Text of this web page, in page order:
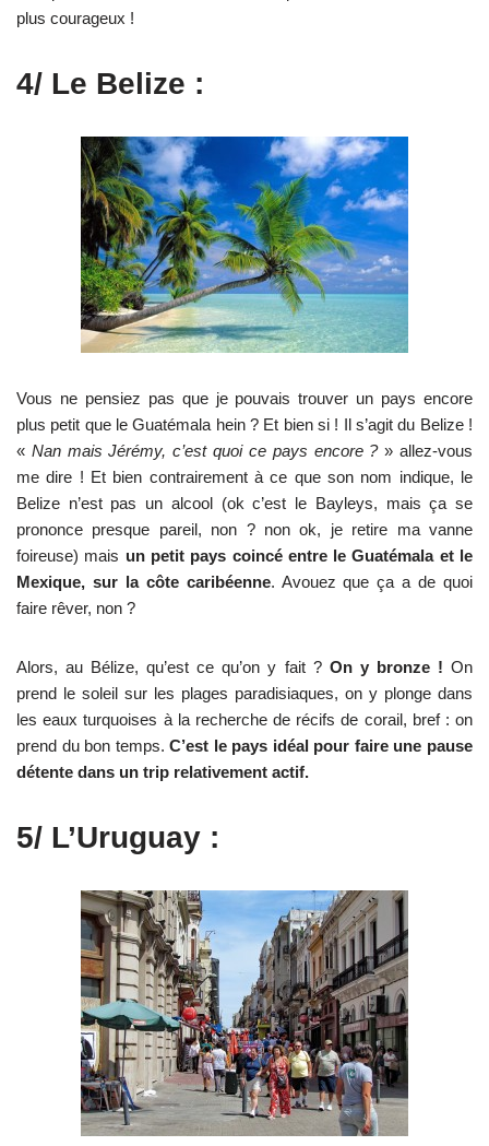
plus courageux !
4/ Le Belize :
Vous ne pensiez pas que je pouvais trouver un pays encore
plus petit que le Guatémala hein ? Et bien si ! Il s’agit du Belize !
« Nan mais Jérémy, c’est quoi ce pays encore ?» allez-vous
me dire ! Et bien contrairement à ce que son nom indique, le
Belize n’est pas un alcool (ok c’est le Bayleys, mais ça se
prononce presque pareil, non ? non ok, je retire ma vanne
foireuse) mais un petit pays coincé entre le Guatémala et le
Mexique, sur la côte caribéenne. Avouez que ça a de quoi
faire rêver, non ?
Alors, au Bélize, qu’est ce qu’on y fait ? On y bronze ! On
prend le soleil sur les plages paradisiaques, on y plonge dans
les eaux turquoises à la recherche de récifs de corail, bref : on
prend du bon temps.C’est le pays idéal pour faire une pause
détente dans un trip relativement actif.
5/ L’Uruguay :